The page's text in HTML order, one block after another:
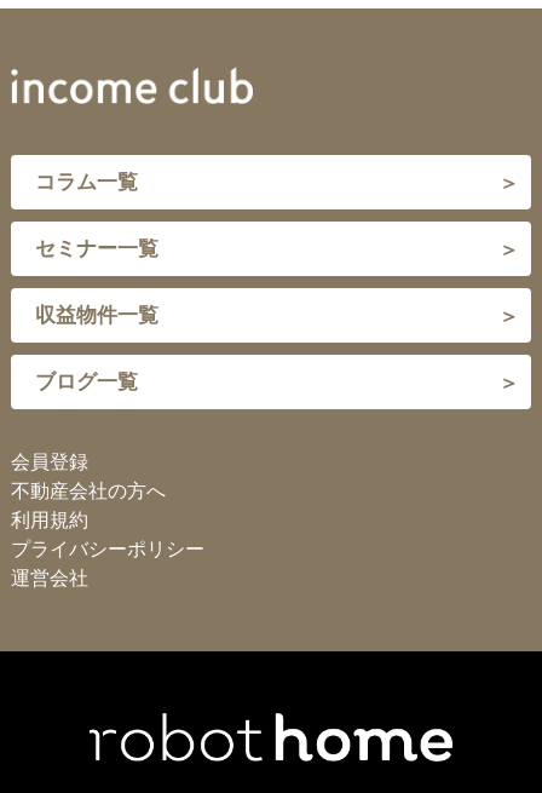
コラム一覧
セミナー一覧
収益物件一覧
ブログ一覧
会員登録
不動産会社の方へ
利用規約
プライバシーポリシー
運営会社